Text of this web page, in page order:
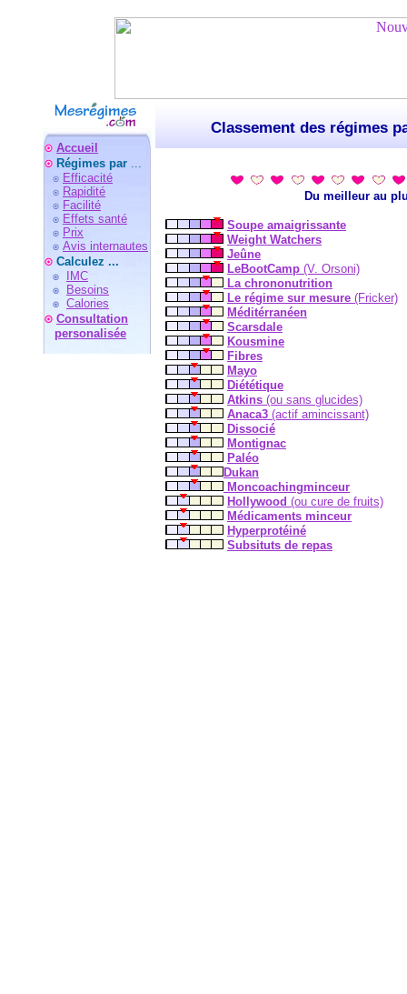
Accueil
Régimes par ...
Efficacité
Rapidité
Facilité
Effets santé
Prix
Avis internautes
Calculez ...
IMC
Besoins
Calories
Consultation
personalisée
Classement des régimes
Du meilleur au
Soupe amaigrissante
Weight Watchers
Jeûne
LeBootCamp (V. Orsoni)
La chrononutrition
Le régime sur mesure (Fricker)
Méditérranéen
Scarsdale
Kousmine
Fibres
Mayo
Diététique
Atkins (ou sans glucides)
Anaca3 (actif amincissant)
Dissocié
Montignac
Paléo
Dukan
Moncoachingminceur
Hollywood (ou cure de fruits)
Médicaments minceur
Hyperprotéiné
Subsituts de repas